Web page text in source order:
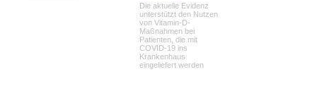
Die aktuelle Evidenz
unterstützt den Nutzen
von Vitamin-D-
Maßnahmen bei
Patienten, die mit
COVID-19 ins
Krankenhaus
eingeliefert werden